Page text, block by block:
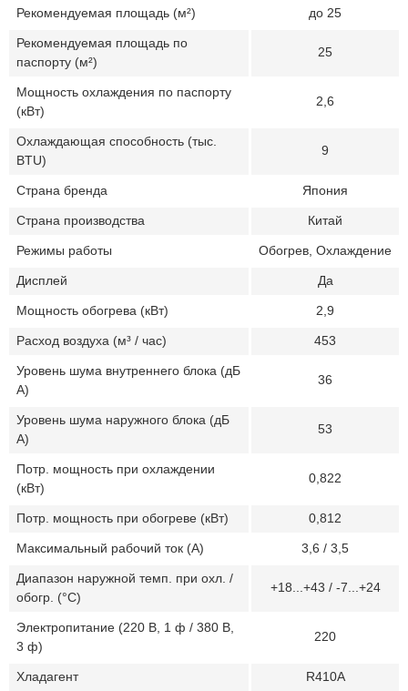
Рекомендуемая площадь (м²) до 25
Рекомендуемая площадь по
паспорту (м²)
25
Мощность охлаждения по паспорту
(кВт)
2,6
Охлаждающая способность (тыс.
BTU)
9
Страна бренда Япония
Страна производства Китай
Режимы работы Обогрев, Охлаждение
Дисплей Да
Мощность обогрева (кВт) 2,9
Расход воздуха (м³ / час) 453
Уровень шума внутреннего блока (дБ
А)
36
Уровень шума наружного блока (дБ
А)
53
Потр. мощность при охлаждении
(кВт)
0,822
Потр. мощность при обогреве (кВт) 0,812
Максимальный рабочий ток (А) 3,6 / 3,5
Диапазон наружной темп. при охл. /
обогр. (°C)
+18...+43 / -7...+24
Электропитание (220 В, 1 ф / 380 В,
3 ф)
220
Хладагент R410A